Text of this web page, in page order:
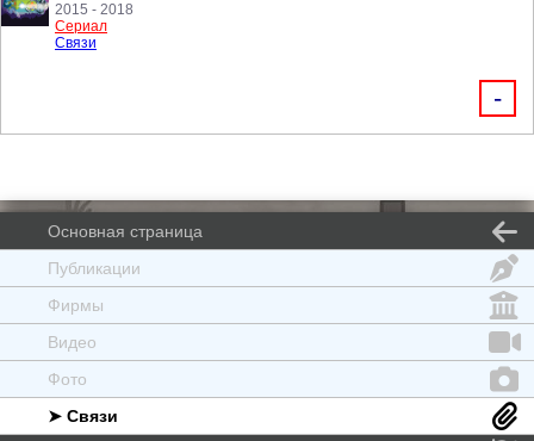
2015 - 2018
Сериал
Связи
-
Основная страница
Публикации
Фирмы
Видео
Фото
➤ Связи